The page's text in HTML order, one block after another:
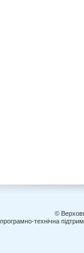
©
програмно-технічна